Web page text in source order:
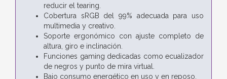
reducir el tearing.
Cobertura sRGB del 99% adecuada para uso
multimedia y creativo.
Soporte ergonómico con ajuste completo de
altura, giro e inclinación.
Funciones gaming dedicadas como ecualizador
de negros y punto de mira virtual.
Bajo consumo energético en uso y en reposo.